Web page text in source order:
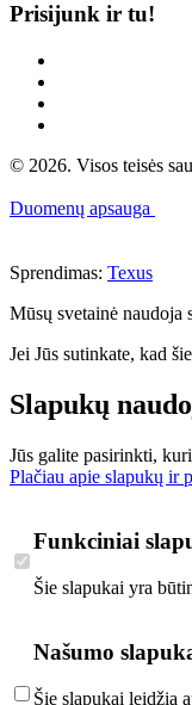
Prisijunk ir tu!
© 2026. Visos teisės
Duomenų apsauga
Sprendimas: Texus
Mūsų svetainė naudoja
Jei Jūs sutinkate, kad
Slapukų
Jūs galite pasirinkti,
Plačiau apie slapukų ir
Funkciniai
Šie slapukai yra
Našumo
Šie slapukai leidžia